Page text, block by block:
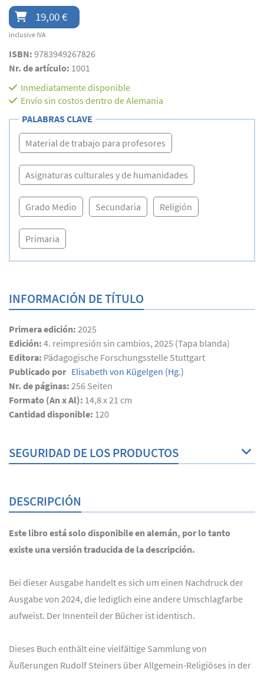
19,00 €
inclusive IVA
ISBN: 9783949267826
Nr. de artículo: 1001
Inmediatamente disponible
Envío sin costos dentro de Alemania
PALABRAS CLAVE
Material de trabajo para profesores
Asignaturas culturales y de humanidades
Grado Medio Secundaria Religión
Primaria
INFORMACIÓN DE TÍTULO
Primera edición: 2025
Edición: 4. reimpresión sin cambios, 2025 (Tapa blanda)
Editora: Pädagogische Forschungsstelle Stuttgart
Publicado por Elisabeth von Kügelgen (Hg.)
Nr. de páginas: 256 Seiten
Formato (An x Al): 14,8 x 21 cm
Cantidad disponible: 120
SEGURIDAD DE LOS PRODUCTOS
DESCRIPCIÓN
Este libro está solo disponibile en alemán, por lo tanto
existe una versión traducida de la descripción.
Bei dieser Ausgabe handelt es sich um einen Nachdruck der
Ausgabe von 2024, die lediglich eine andere Umschlagfarbe
aufweist. Der Innenteil der Bücher ist identisch.
Dieses Buch enthält eine vielfältige Sammlung von
Äußerungen Rudolf Steiners über Allgemein-Religiöses in der